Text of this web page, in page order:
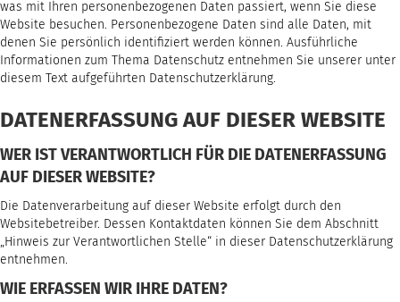
was mit Ihren personenbezogenen Daten passiert, wenn Sie diese
Website besuchen. Personenbezogene Daten sind alle Daten, mit
denen Sie persönlich identifiziert werden können. Ausführliche
Informationen zum Thema Datenschutz entnehmen Sie unserer unter
diesem Text aufgeführten Datenschutzerklärung.
DATENERFASSUNG AUF DIESER WEBSITE
WER IST VERANTWORTLICH FÜR DIE DATENERFASSUNG
AUF DIESER WEBSITE?
Die Datenverarbeitung auf dieser Website erfolgt durch den
Websitebetreiber. Dessen Kontaktdaten können Sie dem Abschnitt
„Hinweis zur Verantwortlichen Stelle“ in dieser Datenschutzerklärung
entnehmen.
WIE ERFASSEN WIR IHRE DATEN?